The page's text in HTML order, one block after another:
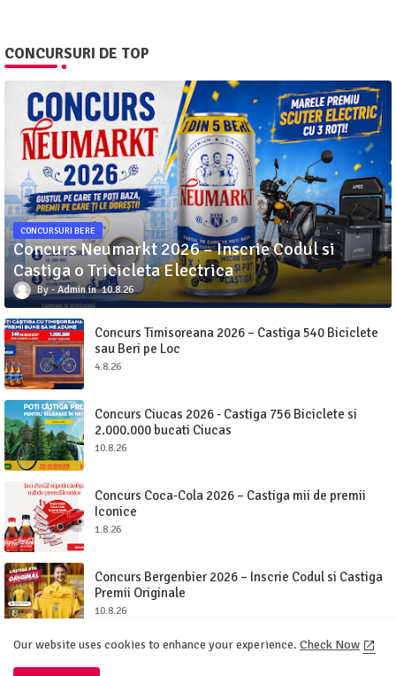
CONCURSURI DE TOP
CONCURSURI BERE
Concurs Neumarkt 2026 – Inscrie Codul si
Castiga o Tricicleta Electrica
Admin 10.8.26
Concurs Timisoreana 2026 – Castiga 540 Biciclete
sau Beri pe Loc
4.8.26
Concurs Ciucas 2026 - Castiga 756 Biciclete si
2.000.000 bucati Ciucas
10.8.26
Concurs Coca-Cola 2026 – Castiga mii de premii
Iconice
1.8.26
Concurs Bergenbier 2026 – Inscrie Codul si Castiga
Premii Originale
10.8.26
Our website uses cookies to enhance your experience. Check Now